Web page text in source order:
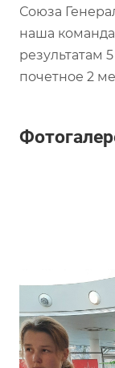
Союза
наша
результатам
почетное 2